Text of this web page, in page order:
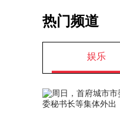
热门频道
娱乐